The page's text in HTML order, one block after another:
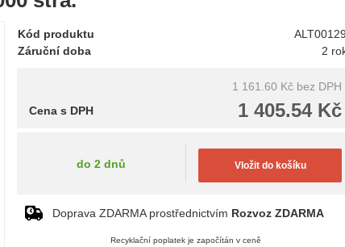
Kód produktu
Záruční doba
2
1 161.60 Kč bez DPH
1 405.54 Kč
Cena s DPH
do 2 dnů Vložit do košíku
Doprava ZDARMA prostřednictvím Rozvoz ZDARMA
Recyklační poplatek je započítán v ceně